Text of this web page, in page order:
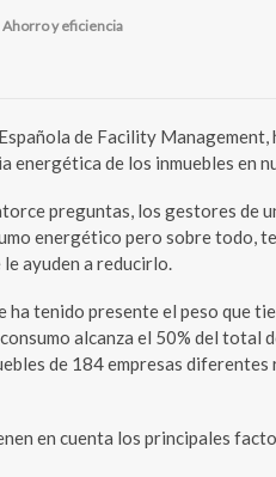
Ahorro y eficiencia
de Facility Management,
energética de los inmuebles en
preguntas, los gestores de
energético pero sobre todo,
ayuden a reducirlo.
ha tenido presente el peso que
alcanza el 50% del total
de 184 empresas
en cuenta los principales